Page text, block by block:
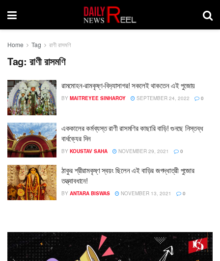
Home Tag রাণী রাসমণি
Tag: রাণী রাসমণি
রামমোহন-রামকৃষ্ণ-বিদ‍্যাসাগর! সকলেই থাকতেন এই পুজোয়
BY MAITREYEE SINHAROY SEPTEMBER 24, 2022 0
এককালের কর্মব্যস্ত রাণী রাসমণির কাছারি বাড়ি! গুনছে নিস্তব্ধ
বার্ধক্যের দিন
BY KOUSTAV SAHA NOVEMBER 29, 2021 0
ঠাকুর শ্রীরামকৃষ্ণ স্বয়ং ছিলেন এই বাড়ির জগদ্ধাত্রী পুজোর
তত্ত্বাবধানে!
BY ANTARA BISWAS NOVEMBER 13, 2021 0